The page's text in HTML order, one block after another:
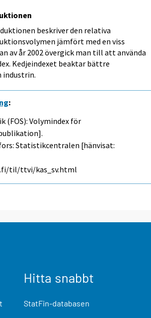
beskriver den relativa
jämfört med en viss
av år 2002 övergick man till att använda
Kedjeindexet beaktar bättre
:
(FOS): Volymindex för
Statistikcentralen [hänvisat:
til/ttvi/kas_sv.html
Hitta snabbt
StatFin-databasen